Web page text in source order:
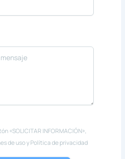
«SOLICITAR INFORMACIÓN»,
de uso y Política de privacidad